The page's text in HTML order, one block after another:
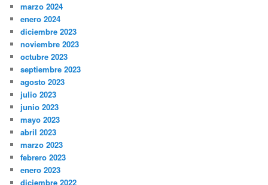
marzo 2024
enero 2024
diciembre 2023
noviembre 2023
octubre 2023
septiembre 2023
agosto 2023
julio 2023
junio 2023
mayo 2023
abril 2023
marzo 2023
febrero 2023
enero 2023
diciembre 2022